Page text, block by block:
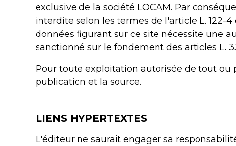
exclusive de la société LOCAM. Par
interdite selon les termes de l'article L. 122-
données figurant sur ce site nécessite une
sanctionné sur le fondement des articles L.
Pour toute exploitation autorisée de tout ou
publication et la source.
LIENS HYPERTEXTES
L'éditeur ne saurait engager sa